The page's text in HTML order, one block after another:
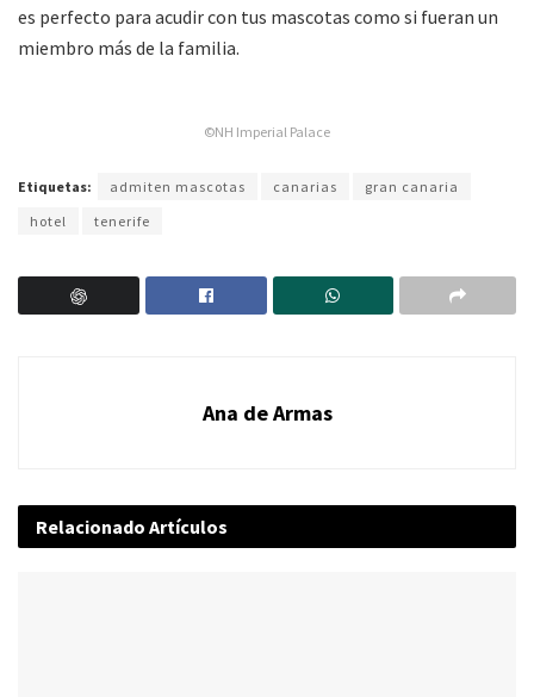
es perfecto para acudir con tus mascotas como si fueran un
miembro más de la familia.
©NH Imperial Palace
Etiquetas: admiten mascotas canarias
gran canaria
hotel
tenerife
Ana de Armas
Relacionado Artículos